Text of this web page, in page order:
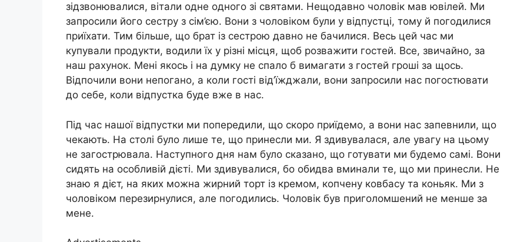
зідзвонювалися, вітали одне одного зі святами. Нещодавно чоловік мав ювілей. Ми
запросили його сестру з сім’єю. Вони з чоловіком були у відпустці, тому й погодилися
приїхати. Тим більше, що брат із сестрою давно не бачилися. Весь цей час ми
купували продукти, водили їх у різні місця, щоб розважити гостей. Все, звичайно, за
наш рахунок. Мені якось і на думку не спало б вимагати з гостей гроші за щось.
Відпочили вони непогано, а коли гості від’їжджали, вони запросили нас погостювати
до себе, коли відпустка буде вже в нас.
Під час нашої відпустки ми попередили, що скоро приїдемо, а вони нас запевнили, що
чекають. На столі було лише те, що принесли ми. Я здивувалася, але увагу на цьому
не загострювала. Наступного дня нам було сказано, що готувати ми будемо самі. Вони
сидять на особливій дієті. Ми здивувалися, бо обидва вминали те, що ми принесли. Не
знаю я дієт, на яких можна жирний торт із кремом, копчену ковбасу та коньяк. Ми з
чоловіком перезирнулися, але погодились. Чоловік був приголомшений не менше за
мене.